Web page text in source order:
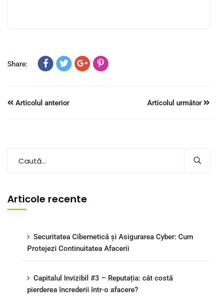
Share:
Articolul anterior Articolul următor
Articole recente
Securitatea Cibernetică și Asigurarea Cyber: Cum
Protejezi Continuitatea Afacerii
Capitalul Invizibil #3 – Reputația: cât costă
pierderea încrederii într-o afacere?